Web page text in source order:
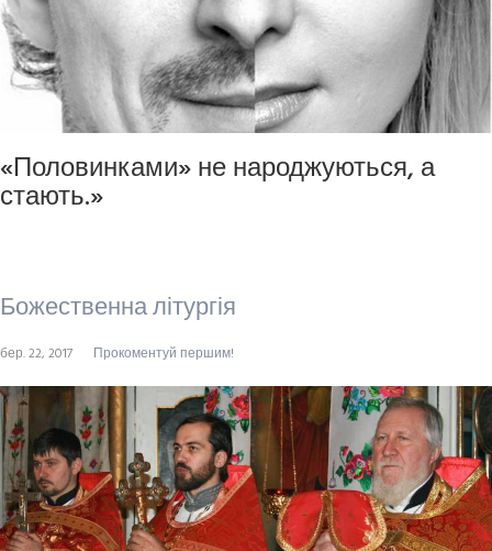
«Половинками» не народжуються, а
стають.»
Божественна літургія
бер. 22, 2017 Прокоментуй першим!